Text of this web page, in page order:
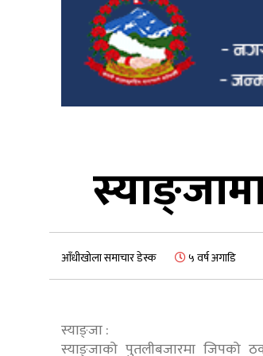
आँधीखोला समाचार डेस्क ५ वर्ष अगाडि
स्याङ्जा :
स्याङ्जाको पुतलीबजारमा जिपको